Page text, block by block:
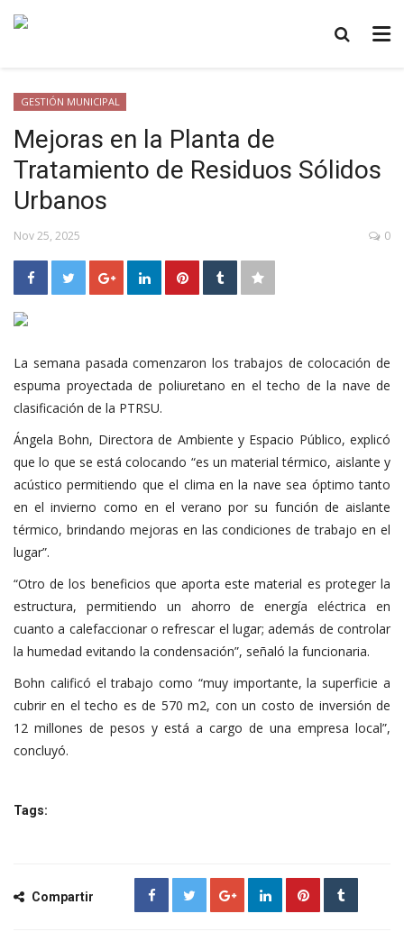
GESTIÓN MUNICIPAL
Mejoras en la Planta de
Tratamiento de Residuos Sólidos
Urbanos
Nov 25, 2025 0
La semana pasada comenzaron los trabajos de colocación de
espuma proyectada de poliuretano en el techo de la nave de
clasificación de la PTRSU.
Ángela Bohn, Directora de Ambiente y Espacio Público, explicó
que lo que se está colocando “es un material térmico, aislante y
acústico permitiendo que el clima en la nave sea óptimo tanto
en el invierno como en el verano por su función de aislante
térmico, brindando mejoras en las condiciones de trabajo en el
lugar”.
“Otro de los beneficios que aporta este material es proteger la
estructura, permitiendo un ahorro de energía eléctrica en
cuanto a calefaccionar o refrescar el lugar; además de controlar
la humedad evitando la condensación”, señaló la funcionaria.
Bohn calificó el trabajo como “muy importante, la superficie a
cubrir en el techo es de 570 m2, con un costo de inversión de
12 millones de pesos y está a cargo de una empresa local”,
concluyó.
Tags:
Compartir